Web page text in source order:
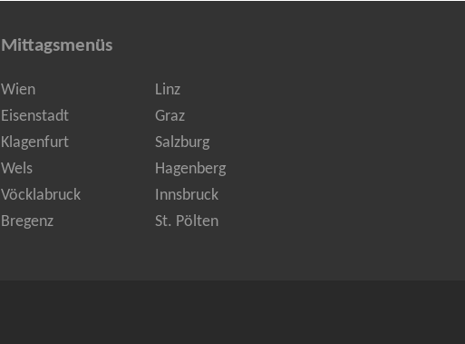
Mittagsmenüs
Wien
Linz
Eisenstadt
Graz
Klagenfurt
Salzburg
Wels
Hagenberg
Vöcklabruck
Innsbruck
Bregenz
St. Pölten